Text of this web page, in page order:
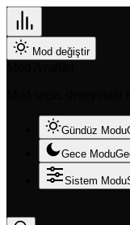
Mod değiştir
Gündüz Modu
Gece Modu
Sistem Modu